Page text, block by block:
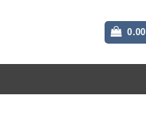
0.00